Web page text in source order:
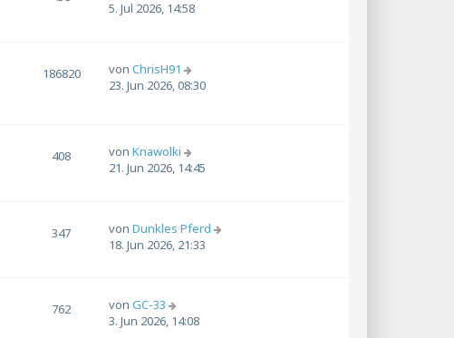
5. Jul 2026, 14:58
186820 von ChrisH91
23. Jun 2026, 08:30
408 von Knawolki
21. Jun 2026, 14:45
347 von Dunkles Pferd
18. Jun 2026, 21:33
762 von GC-33
3. Jun 2026, 14:08